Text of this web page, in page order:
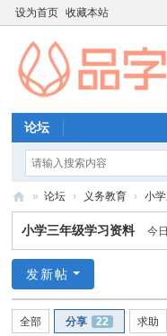
设为首页 收藏本站
论坛
字
教
育
» 论坛 › 义务教育 › 小
小学三年级学习资料 今
发新帖
全部 分享 22 求助